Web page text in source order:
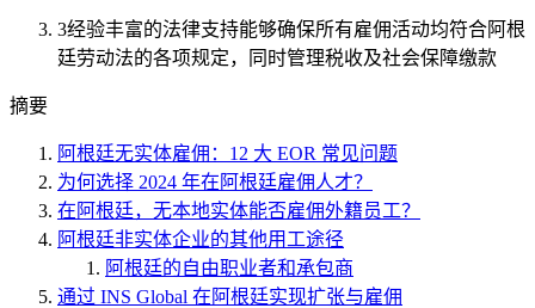
3经验丰富的法律支持能够确保所有雇佣活动均符合阿根
廷劳动法的各项规定，同时管理税收及社会保障缴款
摘要
阿根廷无实体雇佣：12 大 EOR 常见问题
为何选择 2024 年在阿根廷雇佣人才？
在阿根廷，无本地实体能否雇佣外籍员工？
阿根廷非实体企业的其他用工途径
阿根廷的自由职业者和承包商
通过 INS Global 在阿根廷实现扩张与雇佣